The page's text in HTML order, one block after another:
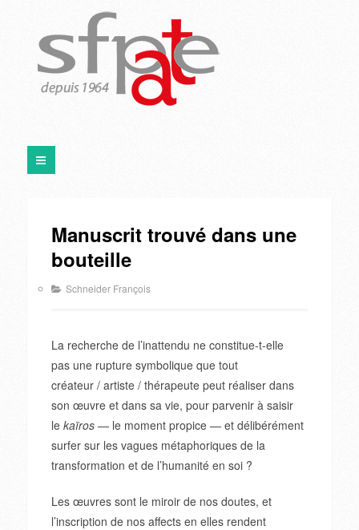
Manuscrit trouvé dans une
bouteille
Schneider François
La recherche de l’inattendu ne constitue-t-elle
pas une rupture symbolique que tout
créateur / artiste / thérapeute peut réaliser dans
son œuvre et dans sa vie, pour parvenir à saisir
le kaïros— le moment propice — et délibérément
surfer sur les vagues métaphoriques de la
transformation et de l’humanité en soi ?
Les œuvres sont le miroir de nos doutes, et
l’inscription de nos affects en elles rendent